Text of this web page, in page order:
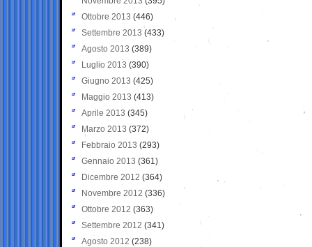
Ottobre 2013 (446)
Settembre 2013 (433)
Agosto 2013 (389)
Luglio 2013 (390)
Giugno 2013 (425)
Maggio 2013 (413)
Aprile 2013 (345)
Marzo 2013 (372)
Febbraio 2013 (293)
Gennaio 2013 (361)
Dicembre 2012 (364)
Novembre 2012 (336)
Ottobre 2012 (363)
Settembre 2012 (341)
Agosto 2012 (238)